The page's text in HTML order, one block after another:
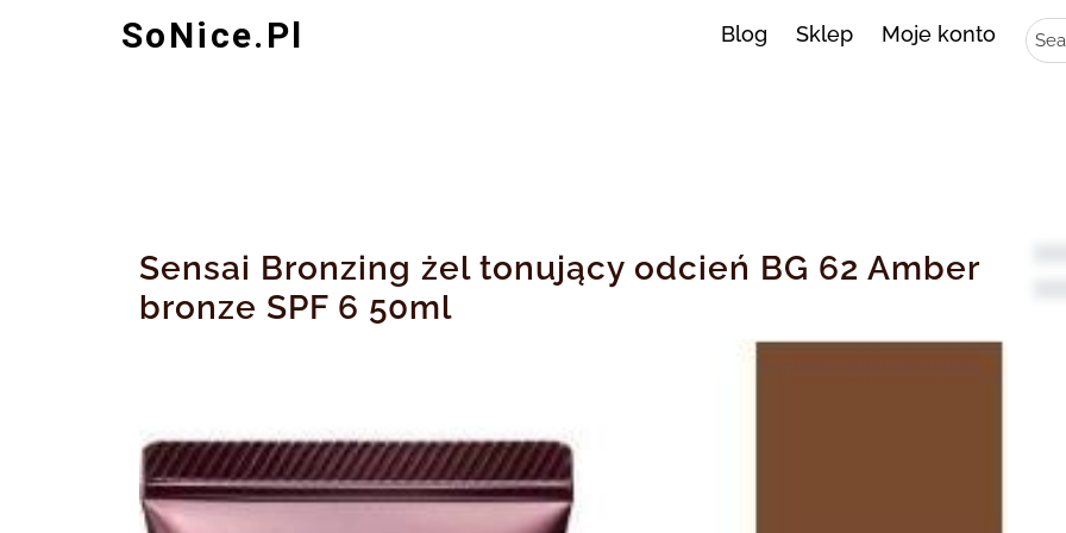
SoNice.pl Blog Sklep Moje konto
Sensai Bronzing żel tonujący odcień BG 62 Amber
bronze SPF 6 50ml